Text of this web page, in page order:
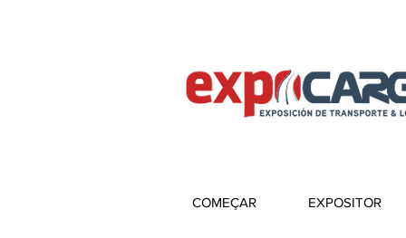
COMEÇAR EXPOSITOR